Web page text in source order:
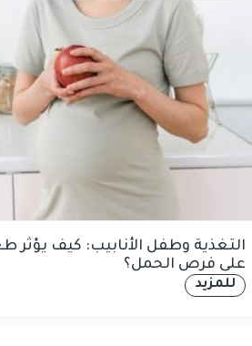
التغذية وطفل الأنابيب: كيف
على فرص الحمل؟
للمزيد